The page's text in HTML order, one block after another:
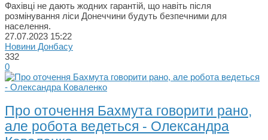
Фахівці не дають жодних гарантій, що навіть після
розмінування ліси Донеччини будуть безпечними для
населення.
27.07.2023 15:22
Новини Донбасу
332
0
Про оточення Бахмута говорити рано,
але робота ведеться - Олександра